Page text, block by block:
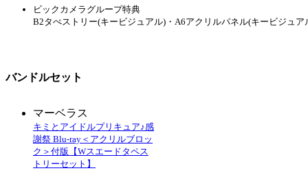
¥3,760(税込)188ポイント
サービス(5%)
受付中
※特典は無くなり次第終了となります。商品ページに
てご確認ください。